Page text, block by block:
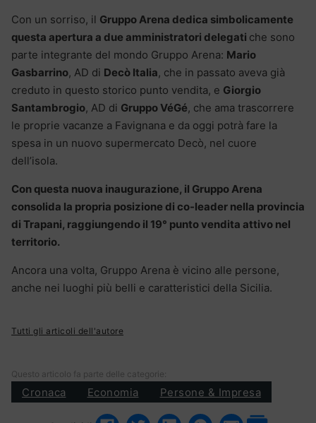
Con un sorriso, il Gruppo Arena dedica simbolicamente
questa apertura a due amministratori delegati che sono
parte integrante del mondo Gruppo Arena: Mario
Gasbarrino, AD di Decò Italia, che in passato aveva già
creduto in questo storico punto vendita, e Giorgio
Santambrogio, AD di Gruppo VéGé, che ama trascorrere
le proprie vacanze a Favignana e da oggi potrà fare la
spesa in un nuovo supermercato Decò, nel cuore
dell’isola.
Con questa nuova inaugurazione, il Gruppo Arena
consolida la propria posizione di co-leader nella provincia
di Trapani, raggiungendo il 19° punto vendita attivo nel
territorio.
Ancora una volta, Gruppo Arena è vicino alle persone,
anche nei luoghi più belli e caratteristici della Sicilia.
Tutti gli articoli dell'autore
Questo articolo fa parte delle categorie:
Cronaca Economia Persone & Impresa